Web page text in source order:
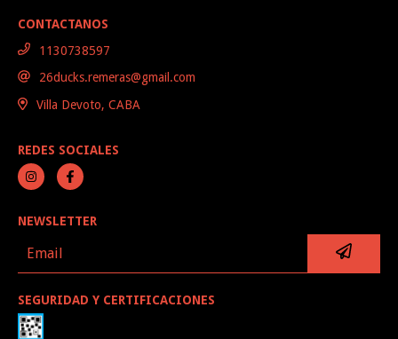
CONTACTANOS
1130738597
26ducks.remeras@gmail.com
Villa Devoto, CABA
REDES SOCIALES
NEWSLETTER
SEGURIDAD Y CERTIFICACIONES